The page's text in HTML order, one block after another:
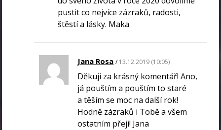
pustit co nejvíce zázraků, radosti,
štěstí a lásky. Maka
Jana Rosa 13.12.2019 (10:05)
Děkuji za krásný komentář! Ano,
já pouštím a pouštím to staré
a těším se moc na další rok!
Hodně zázraků i Tobě a všem
ostatním přeji! Jana